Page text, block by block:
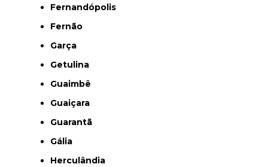
Fernandópolis
Fernão
Garça
Getulina
Guaimbê
Guaiçara
Guarantã
Gália
Herculândia